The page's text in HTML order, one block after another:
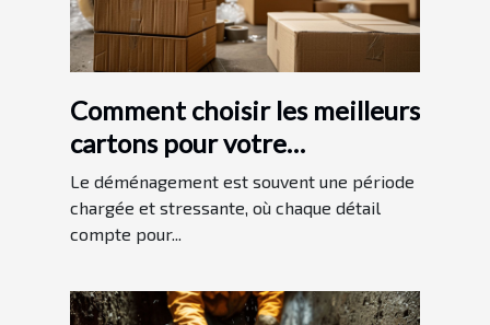
Comment choisir les meilleurs
cartons pour votre
déménagement
Le déménagement est souvent une période
chargée et stressante, où chaque détail
compte pour...